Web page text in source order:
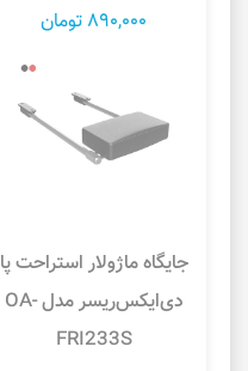
890,000 تومان
جایگاه ماژولار استراحت پا
دی‌ایکس‌ریسر مدل OA-
FRI233S